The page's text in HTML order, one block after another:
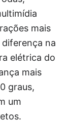
mais
na
elétrica do
mais
graus,
um